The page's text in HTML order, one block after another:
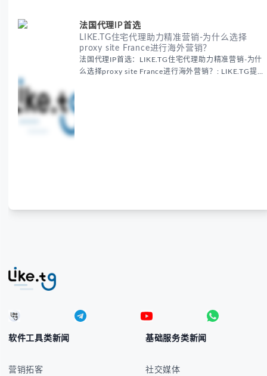
法国代理IP首选
LIKE.TG住宅代理助力精准营销-为什么选择
proxy site France进行海外营销？
法国代理IP首选：LIKE.TG住宅代理助力精准营销-为什
么选择proxy site France进行海外营销？: LIKE.TG提
软件工具类新闻
营销拓客
基础服务类新闻
社交媒体